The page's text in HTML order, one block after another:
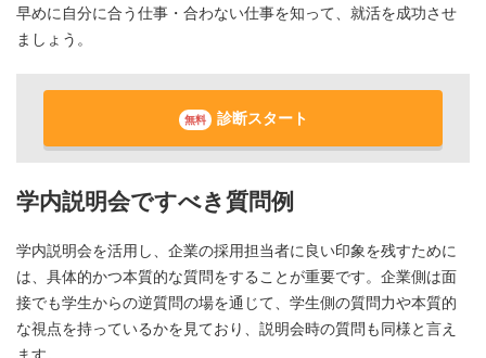
早めに自分に合う仕事・合わない仕事を知って、就活を成功させ
ましょう。
無料 診断スタート
学内説明会ですべき質問例
学内説明会を活用し、企業の採用担当者に良い印象を残すために
は、具体的かつ本質的な質問をすることが重要です。企業側は面
接でも学生からの逆質問の場を通じて、学生側の質問力や本質的
な視点を持っているかを見ており、説明会時の質問も同様と言え
ます。